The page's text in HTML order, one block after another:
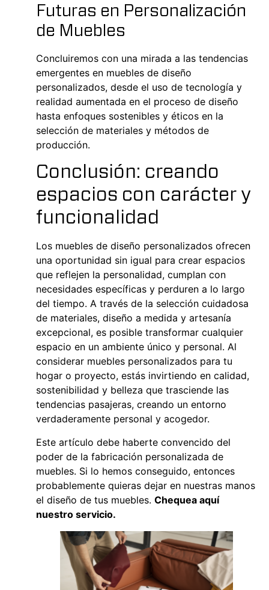
Futuras en Personalización
de Muebles
Concluiremos con una mirada a las tendencias
emergentes en muebles de diseño
personalizados, desde el uso de tecnología y
realidad aumentada en el proceso de diseño
hasta enfoques sostenibles y éticos en la
selección de materiales y métodos de
producción.
Conclusión: creando
espacios con carácter y
funcionalidad
Los muebles de diseño personalizados ofrecen
una oportunidad sin igual para crear espacios
que reflejen la personalidad, cumplan con
necesidades específicas y perduren a lo largo
del tiempo. A través de la selección cuidadosa
de materiales, diseño a medida y artesanía
excepcional, es posible transformar cualquier
espacio en un ambiente único y personal. Al
considerar muebles personalizados para tu
hogar o proyecto, estás invirtiendo en calidad,
sostenibilidad y belleza que trasciende las
tendencias pasajeras, creando un entorno
verdaderamente personal y acogedor.
Este artículo debe haberte convencido del
poder de la fabricación personalizada de
muebles. Si lo hemos conseguido, entonces
probablemente quieras dejar en nuestras manos
el diseño de tus muebles. Chequea aquí
nuestro servicio.